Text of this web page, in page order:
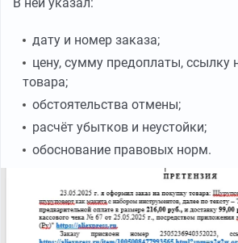
дату и номер заказа;
цену, сумму предоплаты, ссылку
товара;
обстоятельства отмены;
расчёт убытков и неустойки;
обоснование правовых норм.